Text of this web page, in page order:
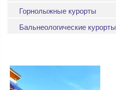
Горнолыжные курорты
Бальнеологические курорты